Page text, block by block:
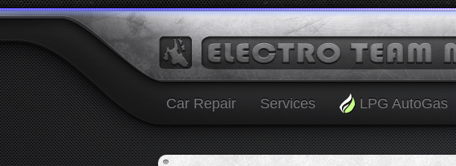
Car Repair Services LPG AutoGas